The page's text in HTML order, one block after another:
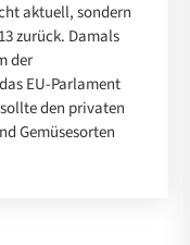
aktuell, sondern
zurück. Damals
der
EU-Parlament
den privaten
Gemüsesorten